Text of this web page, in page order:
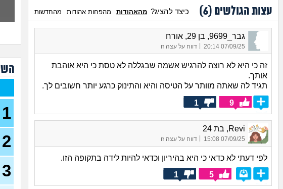
עצות הגולשים (6
) כיצד להציג? מהאהודות מהפחות אהודות מהחדשות
גבר_9699, בן 29, אורח
07/09/25 20:14 דווח על עצה זו
זה כי היא לא רוצה להרגיש אשמה שבגללה לא טסת כי היא אוהבת
אותך.
תגיד לה שאתה מוותר על הטיסה והיא והתינוק כרגע יותר חשובים לך.
9
1
Revi, בת 24
07/09/25 15:08
| דווח על עצה זו
לפי דעתי לא כדאי כי היא בהיריון וכדאי להיות לידה בתקופה הזו.
5
1
1
2
3